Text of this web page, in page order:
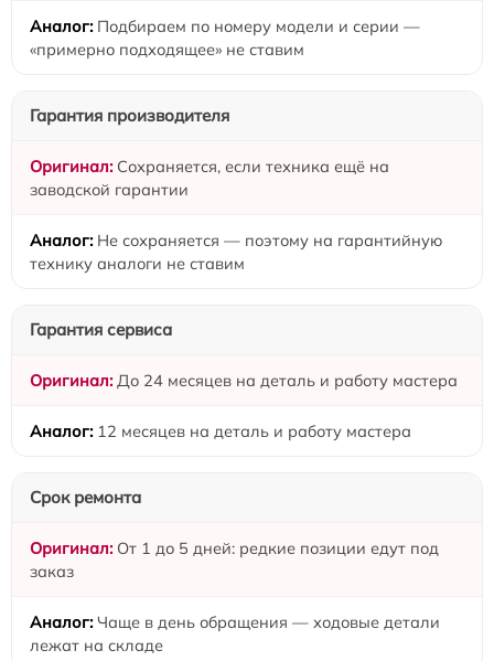
Подбираем по номеру модели и серии —
«примерно подходящее» не ставим
Гарантия производителя
Сохраняется, если техника ещё на
заводской гарантии
Не сохраняется — поэтому на гарантийную
технику аналоги не ставим
Гарантия сервиса
До 24 месяцев на деталь и работу мастера
12 месяцев на деталь и работу мастера
Срок ремонта
От 1 до 5 дней: редкие позиции едут под
заказ
Чаще в день обращения — ходовые детали
лежат на складе